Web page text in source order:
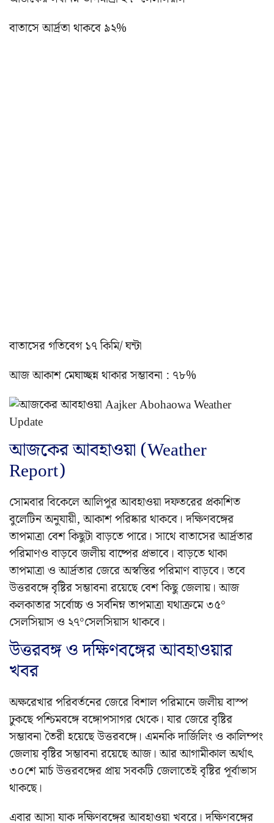
বাতাসে আর্দ্রতা থাকবে ৯২%
বাতাসের গতিবেগ ১৭ কিমি/ ঘন্টা
আজ আকাশ মেঘাচ্ছন্ন থাকার সম্ভাবনা : ৭৮%
আজকের আবহাওয়া (Weather
Report)
সোমবার বিকেলে আলিপুর আবহাওয়া দফতরের প্রকাশিত
বুলেটিন অনুযায়ী, আকাশ পরিষ্কার থাকবে। দক্ষিণবঙ্গের
তাপমাত্রা বেশ কিছুটা বাড়তে পারে। সাথে বাতাসের আর্দ্রতার
পরিমাণও বাড়বে জলীয় বাষ্পের প্রভাবে। বাড়তে থাকা
তাপমাত্রা ও আর্দ্রতার জেরে অস্বস্তির পরিমাণ বাড়বে। তবে
উত্তরবঙ্গে বৃষ্টির সম্ভাবনা রয়েছে বেশ কিছু জেলায়। আজ
কলকাতার সর্বোচ্চ ও সর্বনিম্ন তাপমাত্রা যথাক্রমে ৩৫°
সেলসিয়াস ও ২৭°সেলসিয়াস থাকবে।
উত্তরবঙ্গ ও দক্ষিণবঙ্গের আবহাওয়ার
খবর
অক্ষরেখার পরিবর্তনের জেরে বিশাল পরিমানে জলীয় বাস্প
ঢুকছে পশ্চিমবঙ্গে বঙ্গোপসাগর থেকে। যার জেরে বৃষ্টির
সম্ভাবনা তৈরী হয়েছে উত্তরবঙ্গে। এমনকি দার্জিলিং ও কালিম্পং
জেলায় বৃষ্টির সম্ভাবনা রয়েছে আজ। আর আগামীকাল অর্থাৎ
৩০শে মার্চ উত্তরবঙ্গের প্রায় সবকটি জেলাতেই বৃষ্টির পূর্বাভাস
থাকছে।
এবার আসা যাক দক্ষিণবঙ্গের আবহাওয়া খবরে। দক্ষিণবঙ্গের